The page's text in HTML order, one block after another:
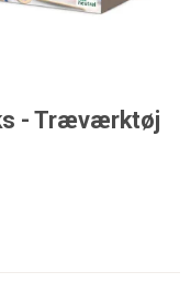
- Træværktøj